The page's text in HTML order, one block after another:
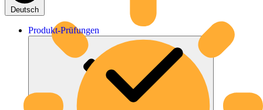
Deutsch
Produkt-Prüfungen